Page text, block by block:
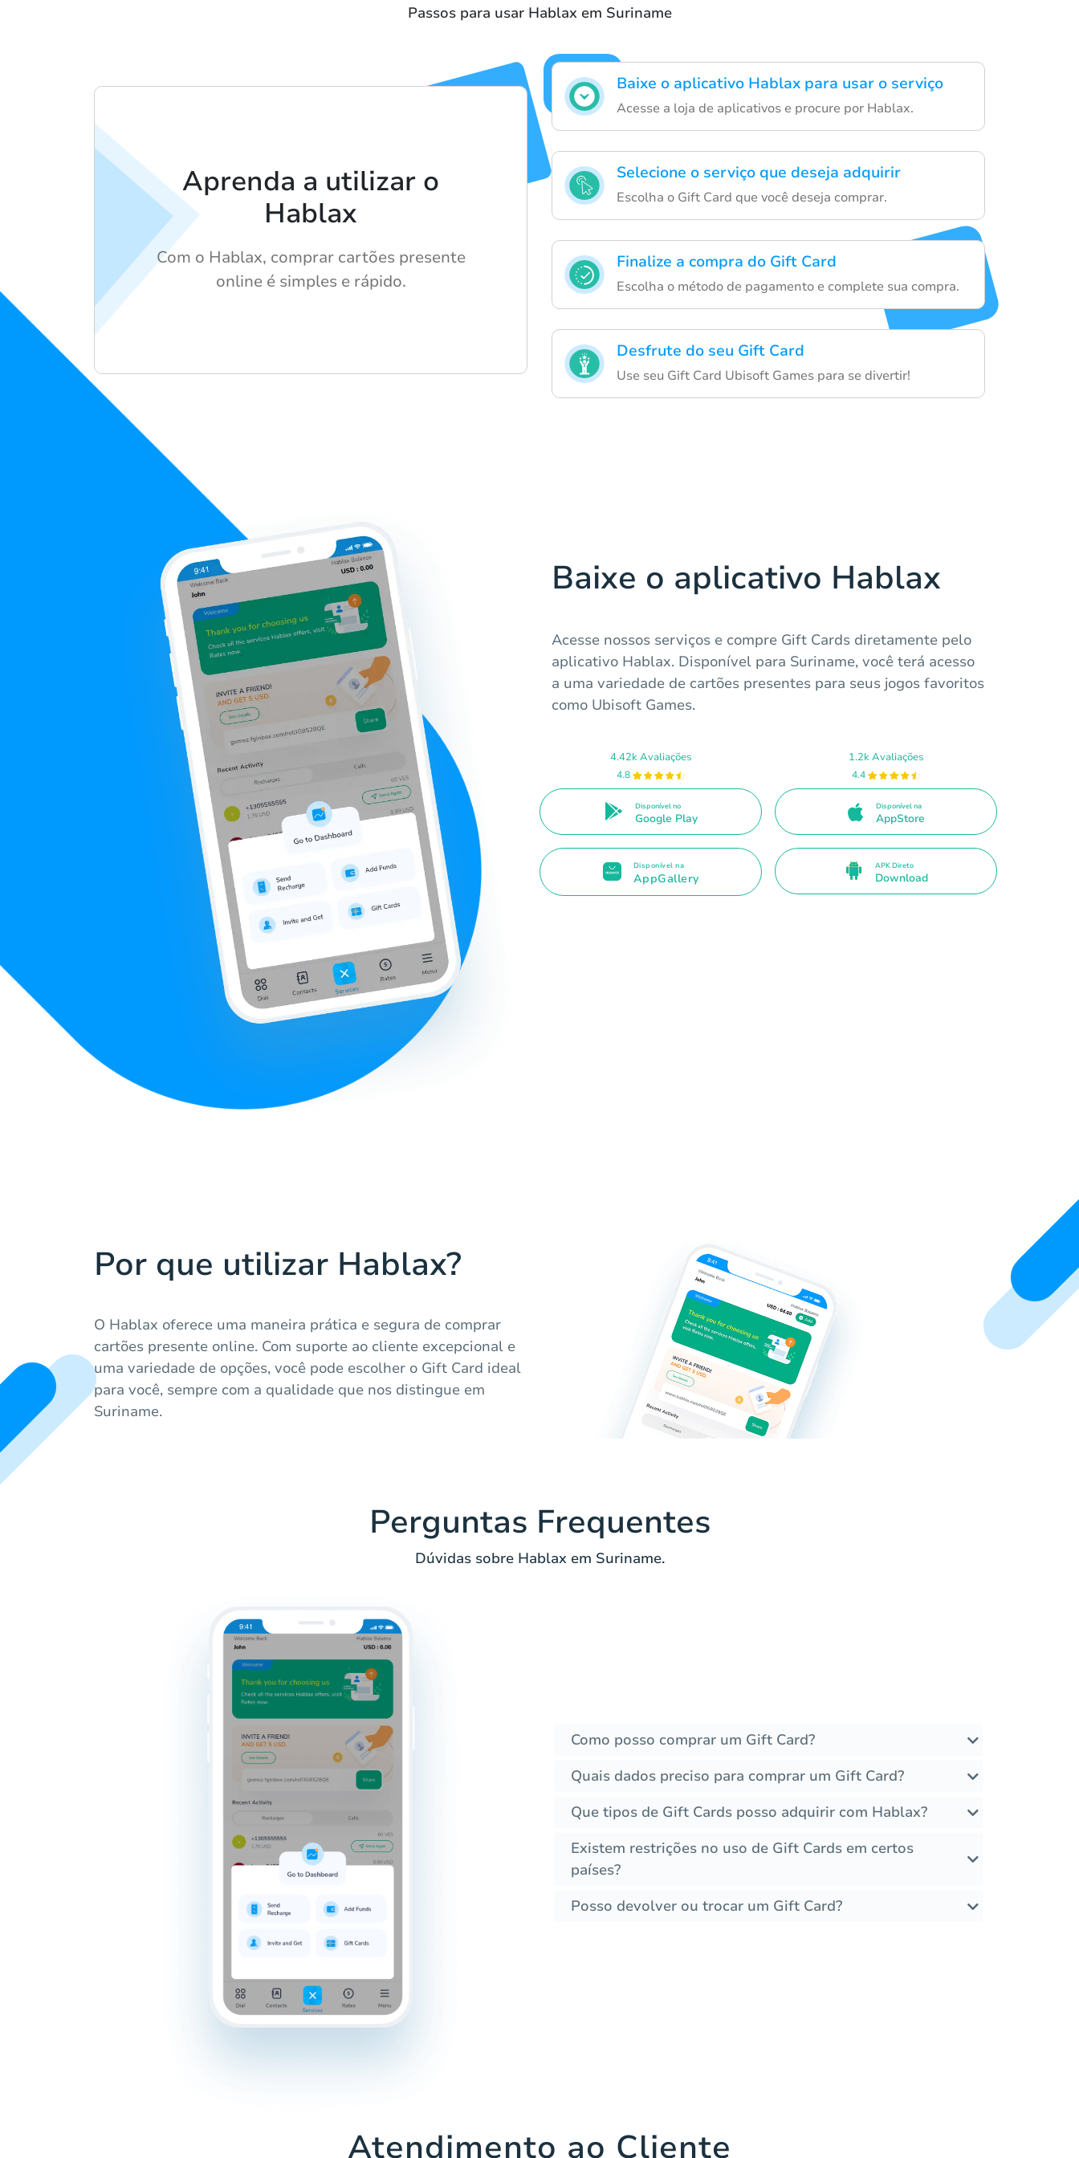
Passos para usar Hablax em Suriname
Baixe o aplicativo Hablax para usar o serviço
Acesse a loja de aplicativos e procure por Hablax.
Selecione o serviço que deseja adquirir
Escolha o Gift Card que você deseja comprar.
Finalize a compra do Gift Card
Escolha o método de pagamento e complete sua compra.
Desfrute do seu Gift Card
Use seu Gift Card Ubisoft Games para se divertir!
Aprenda a utilizar o
Hablax
Com o Hablax, comprar cartões presente
online é simples e rápido.
Baixe o aplicativo Hablax
Acesse nossos serviços e compre Gift Cards diretamente pelo
aplicativo Hablax. Disponível para Suriname, você terá acesso
a uma variedade de cartões presentes para seus jogos favoritos
como Ubisoft Games.
4.42k Avaliações
4.8
Disponível no
Google Play
1.2k Avaliações
4.4
Disponível na
AppStore
Disponível na
AppGallery
APK Direto
Download
Por que utilizar Hablax?
O Hablax oferece uma maneira prática e segura de comprar
cartões presente online. Com suporte ao cliente excepcional e
uma variedade de opções, você pode escolher o Gift Card ideal
para você, sempre com a qualidade que nos distingue em
Suriname.
Perguntas Frequentes
Dúvidas sobre Hablax em Suriname.
Como posso comprar um Gift Card?
Quais dados preciso para comprar um Gift Card?
Que tipos de Gift Cards posso adquirir com Hablax?
Existem restrições no uso de Gift Cards em certos
países?
Posso devolver ou trocar um Gift Card?
Atendimento ao Cliente